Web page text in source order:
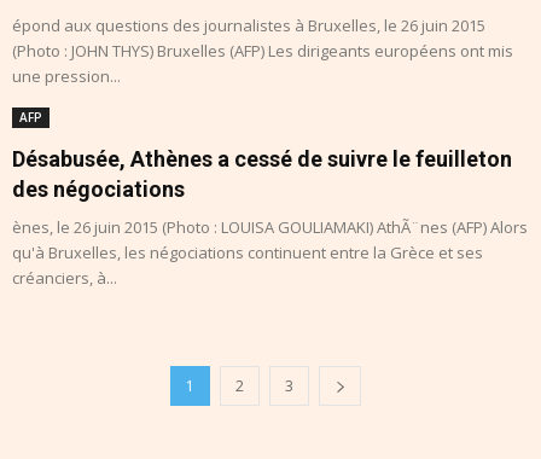
épond aux questions des journalistes à Bruxelles, le 26 juin 2015
(Photo : JOHN THYS) Bruxelles (AFP) Les dirigeants européens ont mis
une pression...
AFP
Désabusée, Athènes a cessé de suivre le feuilleton
des négociations
ènes, le 26 juin 2015 (Photo : LOUISA GOULIAMAKI) AthÃ¨nes (AFP) Alors
qu'à Bruxelles, les négociations continuent entre la Grèce et ses
créanciers, à...
1 2 3